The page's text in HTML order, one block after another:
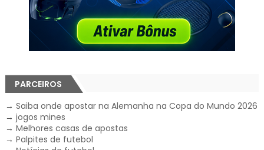
PARCEIROS
→ Saiba onde apostar na Alemanha na Copa do Mundo 2026
→ jogos mines
→ Melhores casas de apostas
→ Palpites de futebol